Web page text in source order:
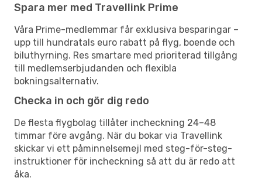
Spara mer med Travellink Prime
Våra Prime-medlemmar får exklusiva besparingar –
upp till hundratals euro rabatt på flyg, boende och
biluthyrning. Res smartare med prioriterad tillgång
till medlemserbjudanden och flexibla
bokningsalternativ.
Checka in och gör dig redo
De flesta flygbolag tillåter incheckning 24–48
timmar före avgång. När du bokar via Travellink
skickar vi ett påminnelsemejl med steg-för-steg-
instruktioner för incheckning så att du är redo att
åka.